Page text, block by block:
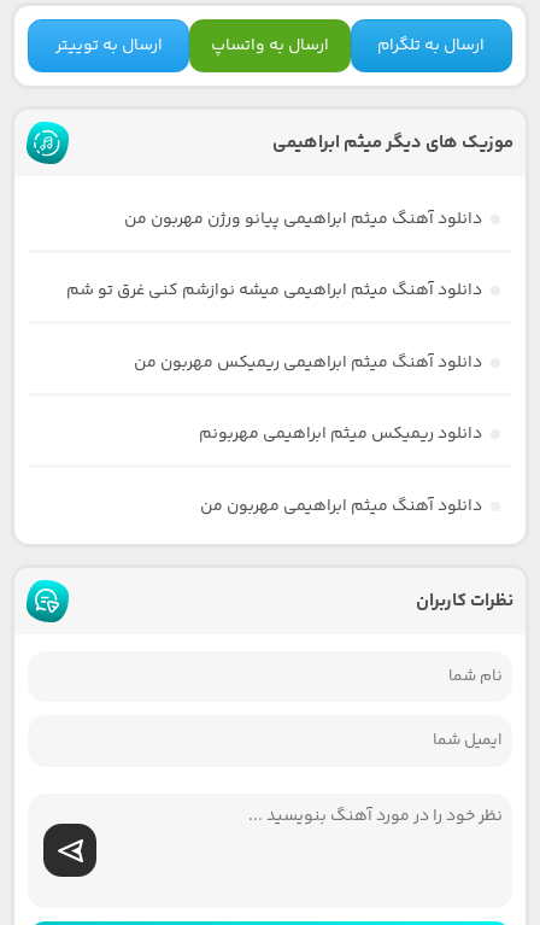
ارسال به تلگرام ارسال به واتساپ ارسال به توییتر
موزیک های دیگر میثم ابراهیمی
دانلود آهنگ میثم ابراهیمی پیانو ورژن مهربون من
دانلود آهنگ میثم ابراهیمی میشه نوازشم کنی غرق تو شم
دانلود آهنگ میثم ابراهیمی ریمیکس مهربون من
دانلود ریمیکس میثم ابراهیمی مهربونم
دانلود آهنگ میثم ابراهیمی مهربون من
نظرات کاربران